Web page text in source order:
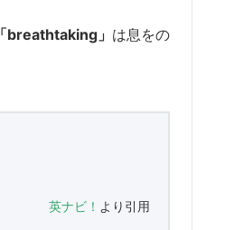
「breathtaking」 は息をの
英ナビ！ より引用